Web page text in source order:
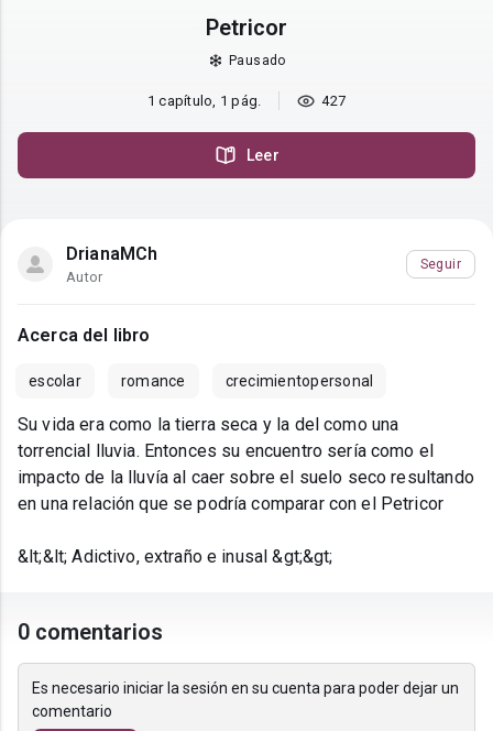
Petricor
Pausado
1 capítulo, 1 pág. 427
Leer
DrianaMCh
Autor
Seguir
Acerca del libro
escolar romance crecimientopersonal
Su vida era como la tierra seca y la del como una
torrencial lluvia. Entonces su encuentro sería como el
impacto de la lluvía al caer sobre el suelo seco resultando
en una relación que se podría comparar con el Petricor
&lt;&lt; Adictivo, extraño e inusal &gt;&gt;
0 comentarios
Es necesario iniciar la sesión en su cuenta para poder dejar un
comentario